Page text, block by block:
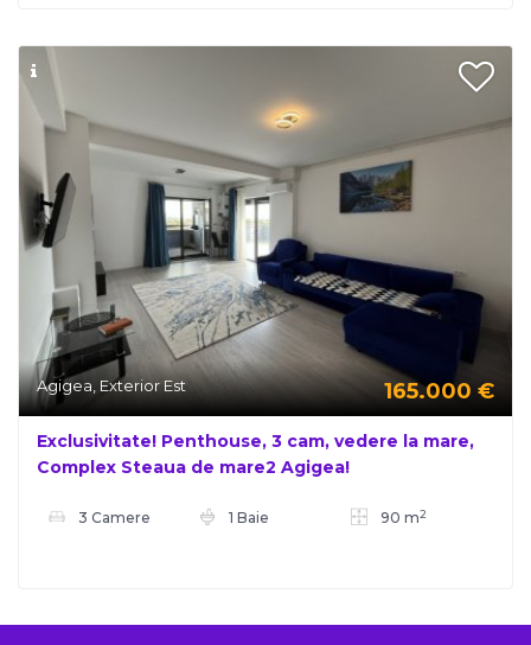
Agigea, Exterior Est 165.000 €
Exclusivitate! Penthouse, 3 cam, vedere la mare,
Complex Steaua de mare2 Agigea!
3 Camere 1 Baie 90 m2